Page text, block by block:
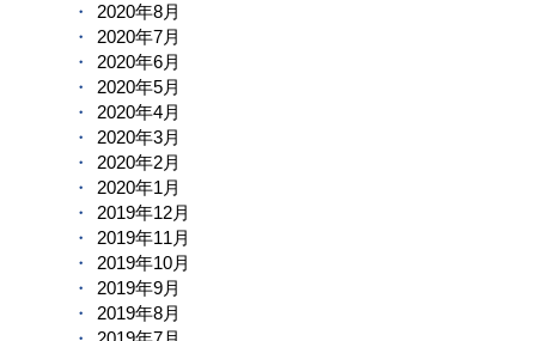
2020年8月
2020年7月
2020年6月
2020年5月
2020年4月
2020年3月
2020年2月
2020年1月
2019年12月
2019年11月
2019年10月
2019年9月
2019年8月